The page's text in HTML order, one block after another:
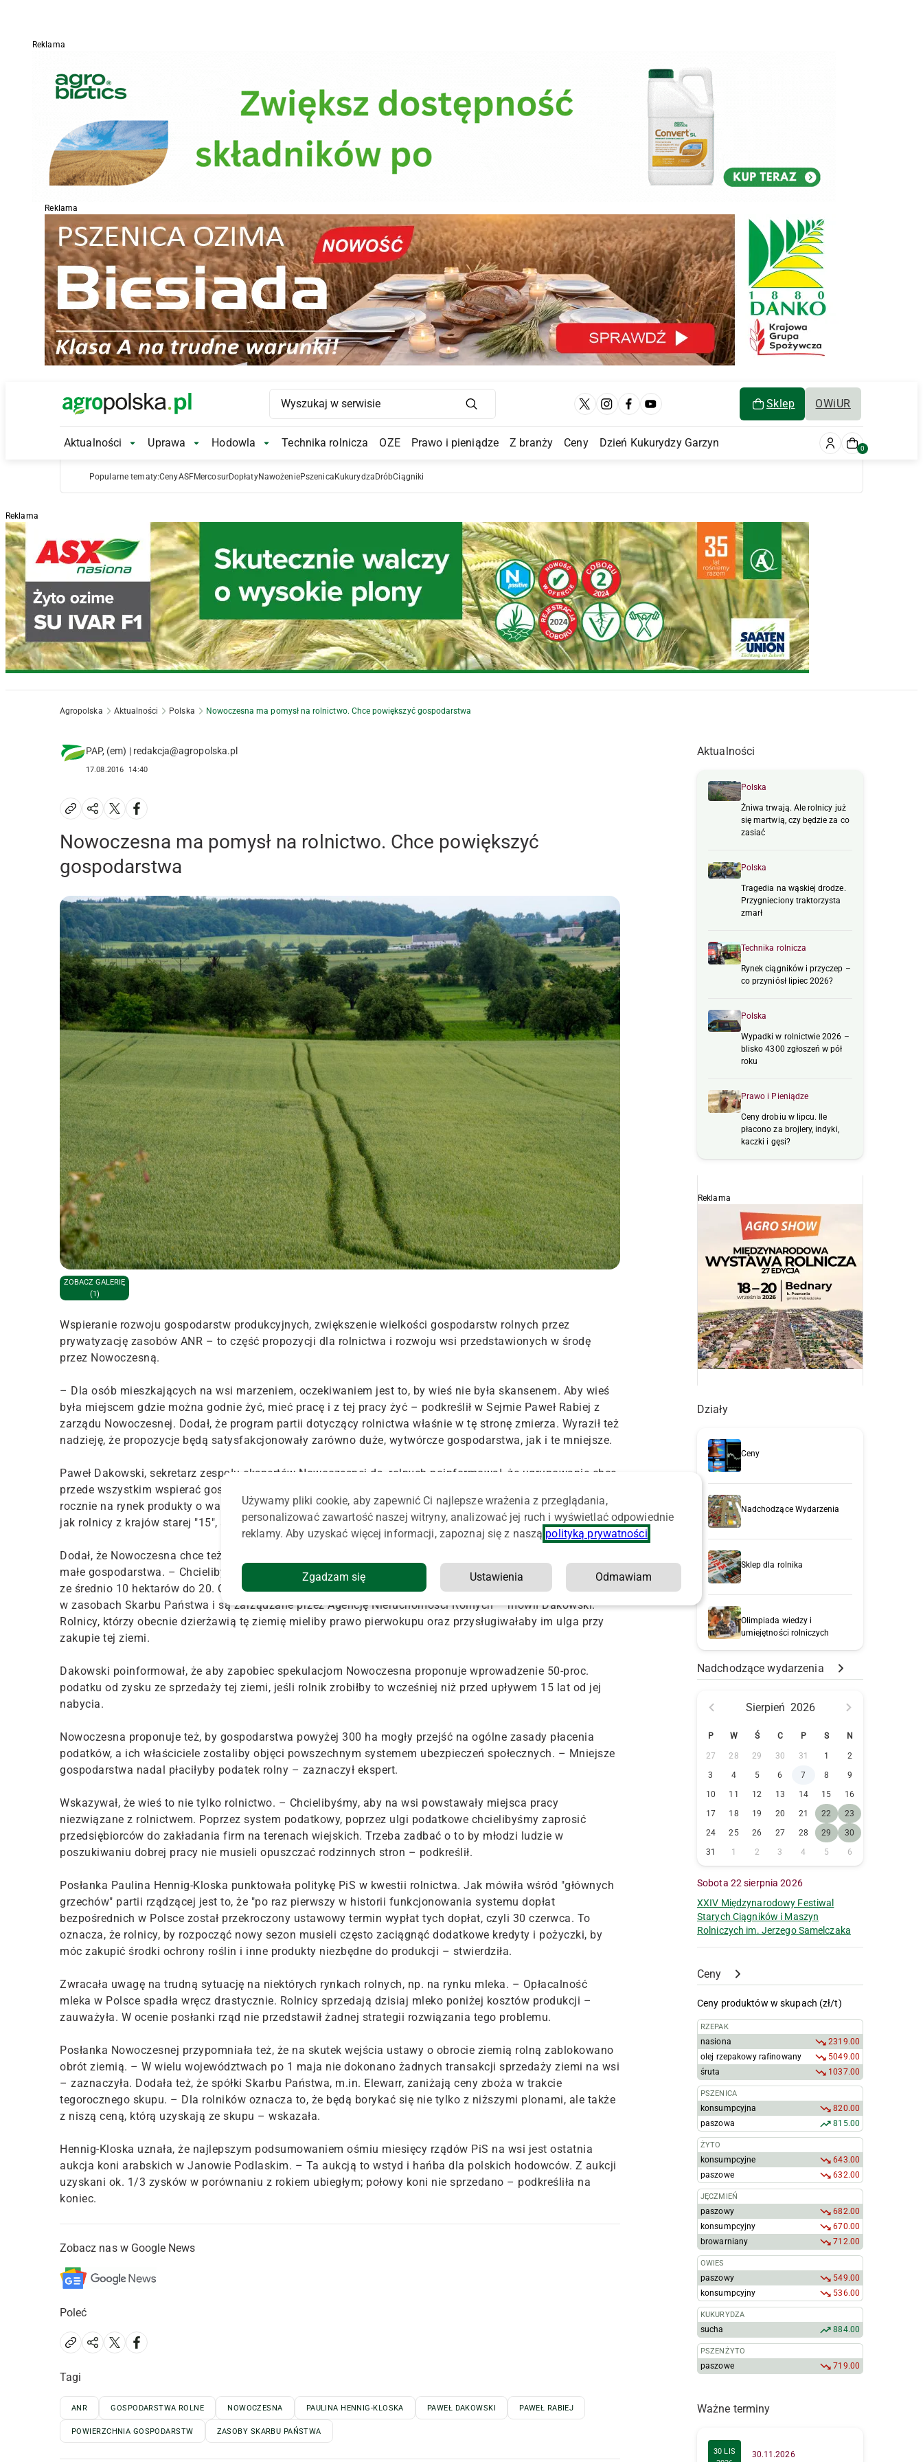
Reklama
Reklama
Main Logo Sklep OWiUR
Main Navigation
Aktualności Aktualności Submenu
Uprawa Uprawa Submenu
Hodowla Hodowla Submenu
Technika rolnicza OZE Prawo i pieniądze Z branży Ceny Dzień Kukurydzy Garzyn 0
Popularne tematy:CenyASFMercosurDopłatyNawożeniePszenica Kukurydza DróbCiągniki
Reklama
Agropolska Aktualności Polska Nowoczesna ma pomysł na rolnictwo. Chce powiększyć gospodarstwa
PAP, (em) | redakcja@agropolska.pl
17.08.2016 14:40
Nowoczesna ma pomysł na rolnictwo. Chce powiększyć
gospodarstwa
ZOBACZ GALERIĘ
(1)
Wspieranie rozwoju gospodarstw produkcyjnych, zwiększenie wielkości gospodarstw rolnych przez
prywatyzację zasobów ANR – to część propozycji dla rolnictwa i rozwoju wsi przedstawionych w środę
przez Nowoczesną.
– Dla osób mieszkających na wsi marzeniem, oczekiwaniem jest to, by wieś nie była skansenem. Aby wieś
była miejscem gdzie można godnie żyć, mieć pracę i z tej pracy żyć – podkreślił w Sejmie Paweł Rabiej z
zarządu Nowoczesnej. Dodał, że program partii dotyczący rolnictwa właśnie w tę stronę zmierza. Wyraził też
nadzieję, że propozycje będą satysfakcjonowały zarówno duże, wytwórcze gospodarstwa, jak i te mniejsze.
Paweł Dakowski, sekretarz zespołu ekspertów Nowoczesnej ds. rolnych poinformował, że ugrupowanie chce
przede wszystkim wspierać gospodarstwa produkcyjne. – Takie, które w naszej opinii będą sprzedawały
rocznie na rynek produkty o wartości powyżej 50 tys. zł. Chcielibyśmy, aby ci rolnicy byli traktowani w UE tak
jak rolnicy z krajów starej "15", aby otrzymywali takie same dopłaty – zadeklarował.
Dodał, że Nowoczesna chce też rozmawiać o rozwiązaniach systemowych dla rolników, którzy dzisiaj mają
małe gospodarstwa. – Chcielibyśmy, aby wielkość gospodarstw w Polsce w ciągu najbliższych lat wzrosła
ze średnio 10 hektarów do 20. Chcemy to zrobić przede wszystkim przez prywatyzację gruntów, które dziś są
w zasobach Skarbu Państwa i są zarządzane przez Agencję Nieruchomości Rolnych – mówił Dakowski.
Rolnicy, którzy obecnie dzierżawią tę ziemię mieliby prawo pierwokupu oraz przysługiwałaby im ulga przy
zakupie tej ziemi.
Dakowski poinformował, że aby zapobiec spekulacjom Nowoczesna proponuje wprowadzenie 50-proc.
podatku od zysku ze sprzedaży tej ziemi, jeśli rolnik zrobiłby to wcześniej niż przed upływem 15 lat od jej
nabycia.
Nowoczesna proponuje też, by gospodarstwa powyżej 300 ha mogły przejść na ogólne zasady płacenia
podatków, a ich właściciele zostaliby objęci powszechnym systemem ubezpieczeń społecznych. – Mniejsze
gospodarstwa nadal płaciłyby podatek rolny – zaznaczył ekspert.
Wskazywał, że wieś to nie tylko rolnictwo. – Chcielibyśmy, aby na wsi powstawały miejsca pracy
niezwiązane z rolnictwem. Poprzez system podatkowy, poprzez ulgi podatkowe chcielibyśmy zaprosić
przedsiębiorców do zakładania firm na terenach wiejskich. Trzeba zadbać o to by młodzi ludzie w
poszukiwaniu dobrej pracy nie musieli opuszczać rodzinnych stron – podkreślił.
Posłanka Paulina Hennig-Kloska punktowała politykę PiS w kwestii rolnictwa. Jak mówiła wśród "głównych
grzechów" partii rządzącej jest to, że "po raz pierwszy w historii funkcjonowania systemu dopłat
bezpośrednich w Polsce został przekroczony ustawowy termin wypłat tych dopłat, czyli 30 czerwca. To
oznacza, że rolnicy, by rozpocząć nowy sezon musieli często zaciągnąć dodatkowe kredyty i pożyczki, by
móc zakupić środki ochrony roślin i inne produkty niezbędne do produkcji – stwierdziła.
Zwracała uwagę na trudną sytuację na niektórych rynkach rolnych, np. na rynku mleka. – Opłacalność
mleka w Polsce spadła wręcz drastycznie. Rolnicy sprzedają dzisiaj mleko poniżej kosztów produkcji –
zauważyła. W ocenie posłanki rząd nie przedstawił żadnej strategii rozwiązania tego problemu.
Posłanka Nowoczesnej przypomniała też, że na skutek wejścia ustawy o obrocie ziemią rolną zablokowano
obrót ziemią. – W wielu województwach po 1 maja nie dokonano żadnych transakcji sprzedaży ziemi na wsi
– zaznaczyła. Dodała też, że spółki Skarbu Państwa, m.in. Elewarr, zaniżają ceny zboża w trakcie
tegorocznego skupu. – Dla rolników oznacza to, że będą borykać się nie tylko z niższymi plonami, ale także
z niszą ceną, którą uzyskają ze skupu – wskazała.
Hennig-Kloska uznała, że najlepszym podsumowaniem ośmiu miesięcy rządów PiS na wsi jest ostatnia
aukcja koni arabskich w Janowie Podlaskim. – Ta aukcją to wstyd i hańba dla polskich hodowców. Z aukcji
uzyskani ok. 1/3 zysków w porównaniu z rokiem ubiegłym; połowy koni nie sprzedano – podkreśliła na
koniec.
Zobacz nas w Google News
Poleć
Tagi
ANR GOSPODARSTWA ROLNE NOWOCZESNA PAULINA HENNIG-KLOSKA PAWEŁ DAKOWSKI PAWEŁ RABIEJ
POWIERZCHNIA GOSPODARSTW ZASOBY SKARBU PAŃSTWA
Aktualności
Polska
Żniwa trwają. Ale rolnicy już
się martwią, czy będzie za co
zasiać
Polska
Tragedia na wąskiej drodze.
Przygnieciony traktorzysta
zmarł
Technika rolnicza
Rynek ciągników i przyczep –
co przyniósł lipiec 2026?
Polska
Wypadki w rolnictwie 2026 –
blisko 4300 zgłoszeń w pół
roku
Prawo i Pieniądze
Ceny drobiu w lipcu. Ile
płacono za brojlery, indyki,
kaczki i gęsi?
Reklama
Działy
Ceny
Nadchodzące Wydarzenia
Sklep dla rolnika
Olimpiada wiedzy i
umiejętności rolniczych
Nadchodzące wydarzenia
Sierpień 2026
P W Ś C P S N
27 28 29 30 31 1
2
3
4 5 6 7 8
9
10
11 12 13 14 15
16
17
18 19 20 21 22
23
24
25 26 27 28 29
30
31
1 2 3 4 5 6
Sobota 22 sierpnia 2026
XXIV Międzynarodowy Festiwal
Starych Ciągników i Maszyn
Rolniczych im. Jerzego Samelczaka
Ceny
Ceny produktów w skupach (zł/t)
RZEPAK
nasiona
2319.00
olej rzepakowy rafinowany
5049.00
śruta
1037.00
PSZENICA
konsumpcyjna
820.00
paszowa
815.00
ŻYTO
konsumpcyjne
643.00
paszowe
632.00
JĘCZMIEŃ
paszowy
682.00
konsumpcyjny
670.00
browarniany
712.00
OWIES
paszowy
549.00
konsumpcyjny
536.00
KUKURYDZA
sucha 884.00
PSZENŻYTO
paszowe 719.00
Ważne terminy
30 LIS
30.11.2026
Używamy pliki cookie, aby zapewnić Ci najlepsze wrażenia z przeglądania,
personalizować zawartość naszej witryny, analizować jej ruch i wyświetlać odpowiednie
reklamy. Aby uzyskać więcej informacji, zapoznaj się z naszą polityką prywatności
Zgadzam się Ustawienia Odmawiam